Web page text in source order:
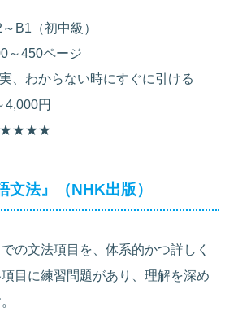
B1（初中級）
～450ページ
、わからない時にすぐに引ける
4,000円
文法』（NHK出版）
の文法項目を、体系的かつ詳しく
目に練習問題があり、理解を深め